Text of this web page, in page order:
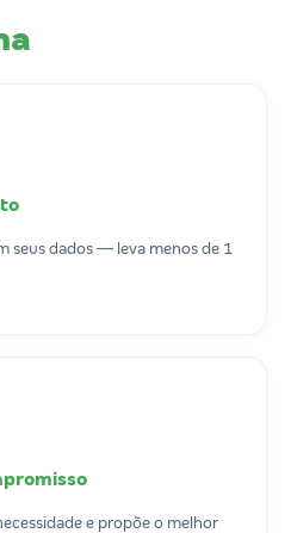
seus dados — leva menos de 1
e propõe o melhor